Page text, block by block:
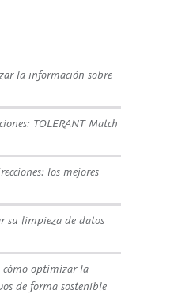
la información sobre
TOLERANT Match
los mejores
su limpieza de datos
cómo optimizar la
de forma sostenible